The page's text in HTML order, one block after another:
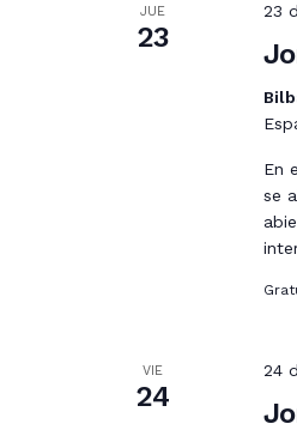
JUE
23
23
En
se
VIE
24
24